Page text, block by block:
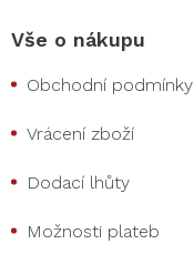
Vše o nákupu
Obchodní podmínky
Vrácení zboží
Dodací lhůty
Možnosti plateb